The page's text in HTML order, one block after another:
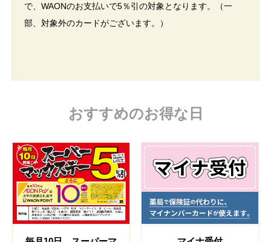
で、WAONのお支払いで5％引の対象となります。（一
部、対象外のカードがございます。）
おすすめのお得な日